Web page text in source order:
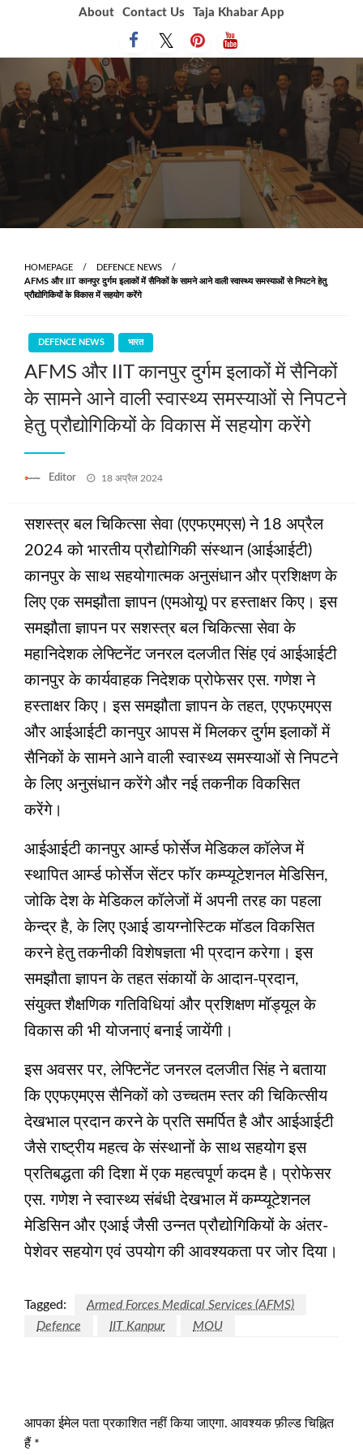
About Contact Us Taja Khabar App
HOMEPAGE
DEFENCE NEWS
AFMS और IIT कानपुर दुर्गम इलाकों में सैनिकों के सामने आने वाली स्वास्थ्य समस्याओं से निपटने हेतु
प्रौद्योगिकियों के विकास में सहयोग करेंगे
DEFENCE NEWS भारत
AFMS और IIT कानपुर दुर्गम इलाकों में सैनिकों
के सामने आने वाली स्वास्थ्य समस्याओं से निपटने
हेतु प्रौद्योगिकियों के विकास में सहयोग करेंगे
Editor
Posted
18 अप्रैल 2024
सशस्त्र बल चिकित्सा सेवा (एएफएमएस) ने 18 अप्रैल
2024 को भारतीय प्रौद्योगिकी संस्थान (आईआईटी)
कानपुर के साथ सहयोगात्मक अनुसंधान और प्रशिक्षण के
लिए एक समझौता ज्ञापन (एमओयू) पर हस्ताक्षर किए। इस
समझौता ज्ञापन पर सशस्त्र बल चिकित्सा सेवा के
महानिदेशक लेफ्टिनेंट जनरल दलजीत सिंह एवं आईआईटी
कानपुर के कार्यवाहक निदेशक प्रोफेसर एस. गणेश ने
हस्ताक्षर किए। इस समझौता ज्ञापन के तहत, एएफएमएस
और आईआईटी कानपुर आपस में मिलकर दुर्गम इलाकों में
सैनिकों के सामने आने वाली स्वास्थ्य समस्याओं से निपटने
के लिए अनुसंधान करेंगे और नई तकनीक विकसित
करेंगे।
आईआईटी कानपुर आर्म्ड फोर्सेज मेडिकल कॉलेज में
स्थापित आर्म्ड फोर्सेज सेंटर फॉर कम्प्यूटेशनल मेडिसिन,
जोकि देश के मेडिकल कॉलेजों में अपनी तरह का पहला
केन्द्र है, के लिए एआई डायग्नोस्टिक मॉडल विकसित
करने हेतु तकनीकी विशेषज्ञता भी प्रदान करेगा। इस
समझौता ज्ञापन के तहत संकायों के आदान-प्रदान,
संयुक्त शैक्षणिक गतिविधियां और प्रशिक्षण मॉड्यूल के
विकास की भी योजनाएं बनाई जायेंगी।
इस अवसर पर, लेफ्टिनेंट जनरल दलजीत सिंह ने बताया
कि एएफएमएस सैनिकों को उच्चतम स्तर की चिकित्सीय
देखभाल प्रदान करने के प्रति समर्पित है और आईआईटी
जैसे राष्ट्रीय महत्व के संस्थानों के साथ सहयोग इस
प्रतिबद्धता की दिशा में एक महत्वपूर्ण कदम है। प्रोफेसर
एस. गणेश ने स्वास्थ्य संबंधी देखभाल में कम्प्यूटेशनल
मेडिसिन और एआई जैसी उन्नत प्रौद्योगिकियों के अंतर-
पेशेवर सहयोग एवं उपयोग की आवश्यकता पर जोर दिया।
Tagged:
Armed Forces Medical Services (AFMS)
Defence
IIT Kanpur MOU
आपका ईमेल पता प्रकाशित नहीं किया जाएगा. आवश्यक फ़ील्ड चिह्नित
हैं *